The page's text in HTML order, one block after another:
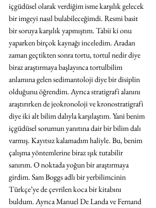
içgüdüsel olarak verdiğim isme karşılık gelecek
bir imgeyi nasıl bulabileceğimdi. Resmi basit
bir soruya karşılık yapmıştım. Tabii ki onu
yaparken birçok kaynağı inceledim. Aradan
zaman geçtikten sonra tortu, tortul nedir diye
biraz araştırmaya başlayınca tortulbilim
anlamına gelen sedimantoloji diye bir disiplin
olduğunu öğrendim. Ayrıca stratigrafi alanını
araştırırken de jeokronoloji ve kronostratigrafi
diye iki alt bilim dalıyla karşılaştım. Yani benim
içgüdüsel sorumun yanıtına dair bir bilim dalı
varmış. Kayıtsız kalamadım haliyle. Bu, benim
çalışma yöntemlerine biraz ışık tutabilir
sanırım. O noktada yoğun bir araştırmaya
girdim. Sam Boggs adlı bir yerbilimcinin
Türkçe’ye de çevrilen koca bir kitabını
buldum. Ayrıca Manuel De Landa ve Fernand